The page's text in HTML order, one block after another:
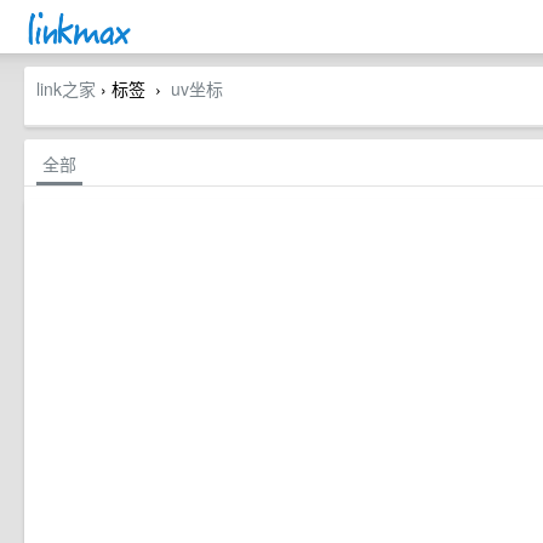
link之家 › 标签 › uv坐标
全部